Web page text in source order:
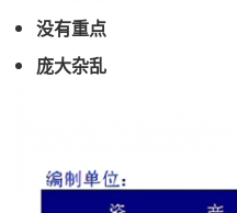
没有重点
庞大杂乱